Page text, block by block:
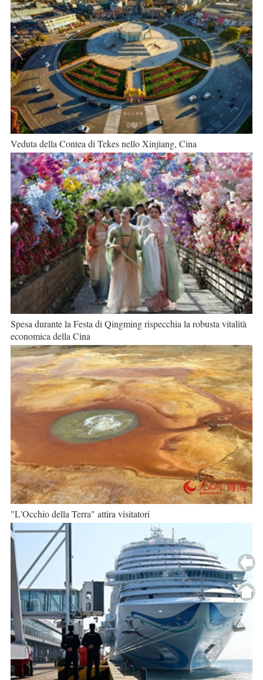
Veduta della Contea di Tekes nello Xinjiang, Cina
Spesa durante la Festa di Qingming rispecchia la robusta vitalità
economica della Cina
"L'Occhio della Terra" attira visitatori